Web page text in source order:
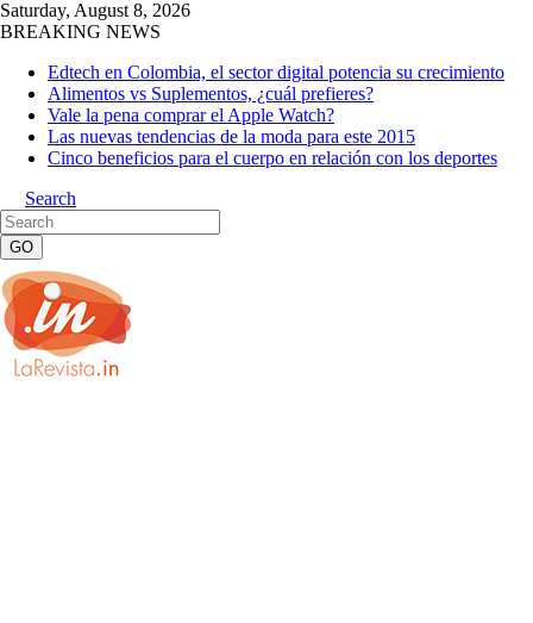
Saturday, August 8, 2026
BREAKING NEWS
Edtech en Colombia, el sector digital potencia su crecimiento
Alimentos vs Suplementos, ¿cuál prefieres?
Vale la pena comprar el Apple Watch?
Las nuevas tendencias de la moda para este 2015
Cinco beneficios para el cuerpo en relación con los deportes
Search